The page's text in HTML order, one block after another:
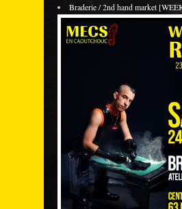
Braderie / 2nd hand market